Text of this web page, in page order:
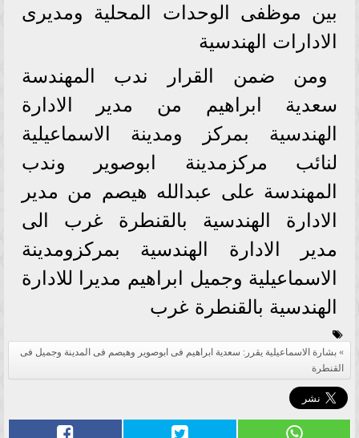
بين موظفى الوحدات المحلية ومديرى
الادارات الهندسية
ومن ضمن القرار ندب المهندسة
سعدية ابراهيم من مدير الادارة
الهندسية بمركز ومدينة الاسماعيلية
لنائب مركزمدينة ابوصوير وندب
المهندسة على عبدالله هيصم من مدير
الادارة الهندسية بالقنطرة غرب الى
مدير الادارة الهندسية بمركزومدينة
الاسماعيلية وجميل ابراهيم مديرا للادارة
الهندسية بالقنطرة غرب
بشارة الاسماعيلية يقرر: سعدية ابراهيم فى ابوصوير وهيصم فى المدينة وجميل فى
القنطرة